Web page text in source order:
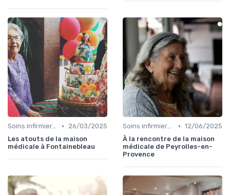
Soins infirmiers à domicile •
26/03/2025
Les atouts de la maison
médicale à Fontainebleau
Soins infirmiers à domicile • 12/06/2025
À la rencontre de la maison
médicale de Peyrolles-en-
Provence